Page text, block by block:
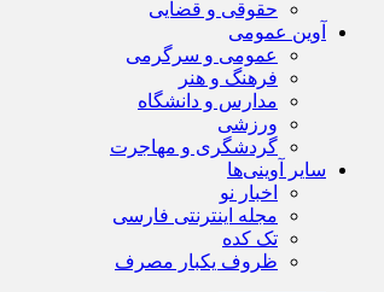
حقوقی و قضایی
آوین عمومی
عمومی و سرگرمی
فرهنگ و هنر
مدارس و دانشگاه
ورزشی
گردشگری و مهاجرت
سایر آوینی‌ها
اخبار نو
مجله اینترنتی فارسی
تک کده
ظروف یکبار مصرف